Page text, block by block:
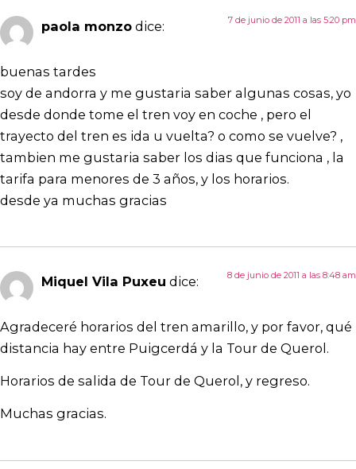
paola monzo dice: 7 de junio de 2011 a las 5:20 pm
buenas tardes
soy de andorra y me gustaria saber algunas cosas, yo
desde donde tome el tren voy en coche , pero el
trayecto del tren es ida u vuelta? o como se vuelve? ,
tambien me gustaria saber los dias que funciona , la
tarifa para menores de 3 años, y los horarios.
desde ya muchas gracias
Miquel Vila Puxeu dice: 8 de junio de 2011 a las 8:48 am
Agradeceré horarios del tren amarillo, y por favor, qué
distancia hay entre Puigcerdá y la Tour de Querol.
Horarios de salida de Tour de Querol, y regreso.
Muchas gracias.